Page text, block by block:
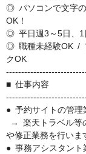
◎ パソコンで文字
OK！
◎ 平日週3～5日、1
◎ 職種未経験OK /
クOK
■ 仕事内容
● 予約サイトの管理
→ 楽天トラベル等
や修正業務を行いま
● 事務アシスタント